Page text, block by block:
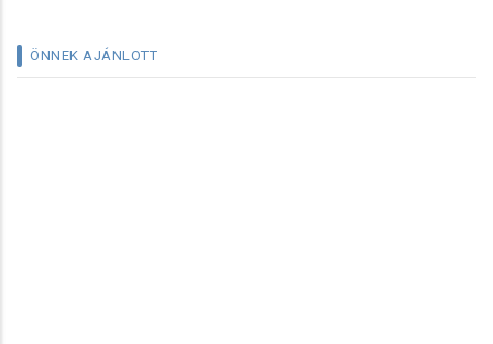
ÖNNEK AJÁNLOTT